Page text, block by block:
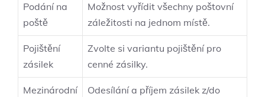
Podání na
poště
Možnost vyřídit všechny poštovní
záležitosti na jednom místě.
Pojištění
zásilek
Zvolte si variantu pojištění pro
cenné zásilky.
Mezinárodní
Odesílání a příjem zásilek z/do